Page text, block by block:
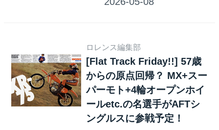
ンを前向き後ろ向きに2台積ん
渡り歩いて途中で世界一不味
いハンバーガーを食べるヒ
ト、としても？広く世界的に
知られる2輪スポーツシーンの
偉大なパイオニア、マート・
ローウィルさんが85歳で亡く
ロレンス編集部
[Flat Track Friday!!] 57歳
からの原点回帰？ MX+スー
パーモト+4輪オープンホイ
ールetc.の名選手がAFTシ
ングルスに参戦予定！